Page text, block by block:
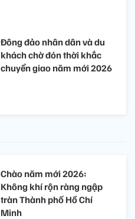
Đông đảo nhân dân và du
khách chờ đón thời khắc
chuyển giao năm mới 2026
Chào năm mới 2026:
Không khí rộn ràng ngập
tràn Thành phố Hồ Chí
Minh